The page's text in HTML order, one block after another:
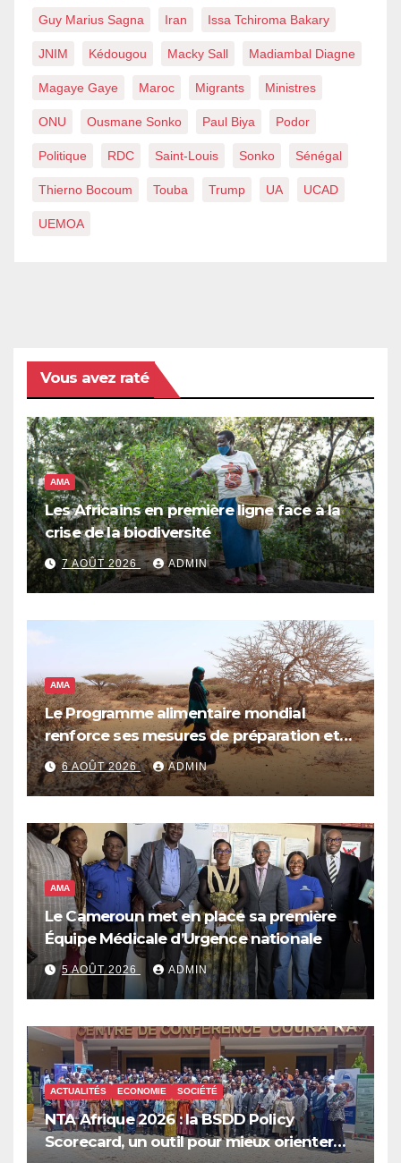
Guy Marius Sagna Iran Issa Tchiroma Bakary
JNIM Kédougou Macky Sall Madiambal Diagne
Magaye Gaye Maroc Migrants Ministres
ONU Ousmane Sonko Paul Biya Podor
Politique RDC Saint-Louis Sonko Sénégal
Thierno Bocoum Touba Trump UA UCAD
UEMOA
Vous avez raté
AMA
Les Africains en première ligne face à la
crise de la biodiversité
7 AOÛT 2026 ADMIN
AMA
Le Programme alimentaire mondial
renforce ses mesures de préparation et
de réponse face à la menace d’El Niño,
qui pourrait plonger des dizaines de
alimentaire aiguë
6 AOÛT 2026 ADMIN
AMA
Le Cameroun met en place sa première
Équipe Médicale d’Urgence nationale
5 AOÛT 2026 ADMIN
ACTUALITÉS ECONOMIE SOCIÉTÉ
NTA Afrique 2026 : la BSDD Policy
Scorecard, un outil pour mieux orienter